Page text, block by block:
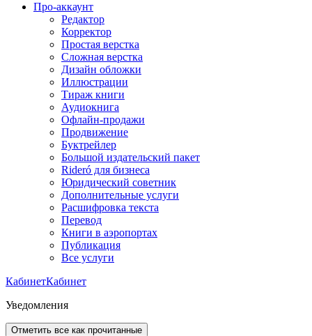
Про-аккаунт
Редактор
Корректор
Простая верстка
Сложная верстка
Дизайн обложки
Иллюстрации
Тираж книги
Аудиокнига
Офлайн-продажи
Продвижение
Буктрейлер
Большой издательский пакет
Rideró для бизнеса
Юридический советник
Дополнительные услуги
Расшифровка текста
Перевод
Книги в аэропортах
Публикация
Все услуги
КабинетКабинет
Уведомления
Отметить все как прочитанные